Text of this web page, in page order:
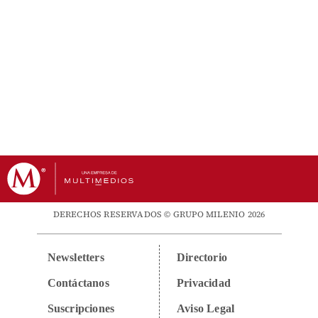
DERECHOS RESERVADOS © GRUPO MILENIO 2026
Newsletters
Contáctanos
Suscripciones
Directorio
Privacidad
Aviso Legal